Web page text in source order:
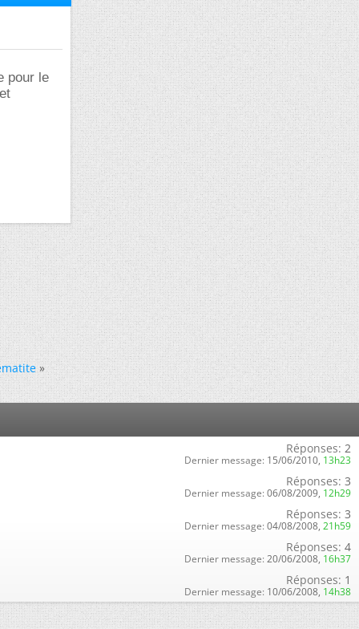
pour le
»
Réponses: 2
Dernier message: 15/06/2010, 13h23
Réponses: 3
Dernier message: 06/08/2009, 12h29
Réponses: 3
Dernier message: 04/08/2008, 21h59
Réponses: 4
Dernier message: 20/06/2008, 16h37
Réponses: 1
Dernier message: 10/06/2008, 14h38